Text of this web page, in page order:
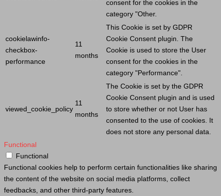
consent for the cookies in the
category "Other.
cookielawinfo-
checkbox-
performance
11
months
This Cookie is set by GDPR
Cookie Consent plugin. The
Cookie is used to store the User
consent for the cookies in the
category "Performance".
viewed_cookie_policy
11
months
The Cookie is set by the GDPR
Cookie Consent plugin and is used
to store whether or not User has
consented to the use of cookies. It
does not store any personal data.
Functional
Functional
Functional cookies help to perform certain functionalities like sharing
the content of the website on social media platforms, collect
feedbacks, and other third-party features.